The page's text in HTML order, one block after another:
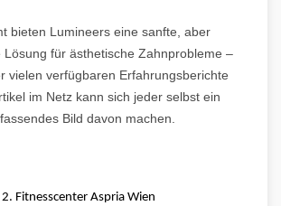
bieten Lumineers eine sanfte, aber
Lösung für ästhetische Zahnprobleme –
vielen verfügbaren Erfahrungsberichte
im Netz kann sich jeder selbst ein
Bild davon machen.
2. Fitnesscenter Aspria Wien